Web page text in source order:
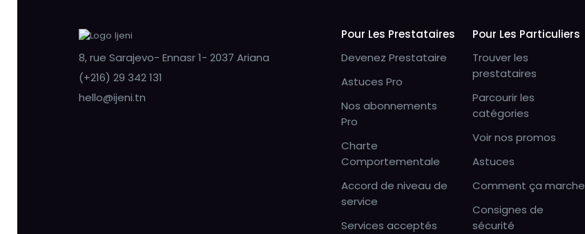
8, rue Sarajevo- Ennasr 1- 2037 Ariana
(+216) 29 342 131
hello@ijeni.tn
Pour Les Prestataires
Devenez Prestataire
Astuces Pro
Nos abonnements
Pro
Charte
Comportementale
Accord de niveau de
service
Services acceptés
Pour Les Particuliers
Trouver les
prestataires
Parcourir les
catégories
Voir nos promos
Astuces
Comment ça marche
Consignes de
sécurité